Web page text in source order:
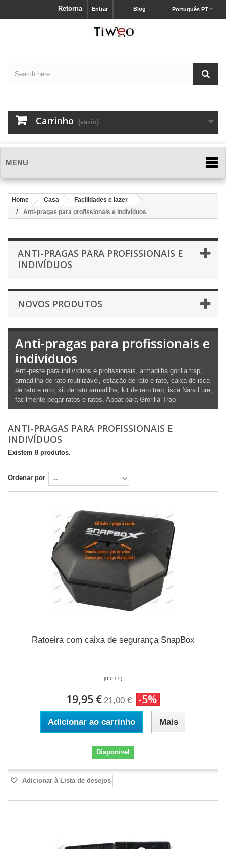
Português PT
Blog
Entrar
Retorna
Carrinho (vazio)
MENU
Home Casa
Facilidades e lazer
Anti-pragas para profissionais e indivíduos
ANTI-PRAGAS PARA PROFISSIONAIS E
INDIVÍDUOS
NOVOS PRODUTOS
Anti-pragas para profissionais e
indivíduos
Anti-peste para indivíduos e profissionais, armadilha gorilla trap,
armadilha de rato reutilizável, estação de rato e rato, caixa de isca
de rato e rato, kit de rato armadilha, kit de rato trap, isca Nara Lure,
facilmente pegar ratos e ratos, Appat para Grorilla Trap
ANTI-PRAGAS PARA PROFISSIONAIS E
INDIVÍDUOS
Existem 8 produtos.
Ordenar por
Ratoeira com caixa de segurança SnapBox
(0.0 / 5)
19,95 € 21,00 € -5%
Adicionar ao carrinho Mais
Disponível
Adicionar à Lista de desejos